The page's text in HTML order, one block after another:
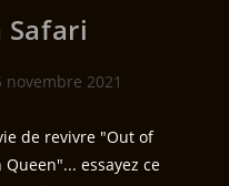
Safari
novembre 2021
de revivre "Out of
essayez ce